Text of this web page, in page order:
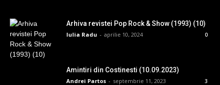
Arhiva revistei Pop Rock & Show (1993) (10)
Iulia Radu - aprilie 10, 2024 0
Amintiri din Costinesti (10.09.2023)
Andrei Partos - septembrie 11, 2023 3